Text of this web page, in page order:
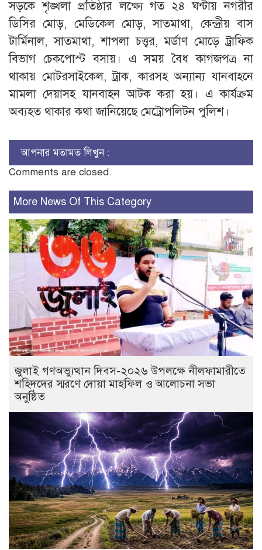
সড়কে শৃঙ্খলা প্রতিষ্ঠার লক্ষ্যে গত ২৪ ঘন্টায় নগরীর
ডিসির মোড়, মেডিকেল মোড়, সাতমাথা, কেন্দ্রীয় বাস
টার্মিনাল, সাতমাথা, শাপলা চত্ত্বর, মর্ডাণ মোড়ে ট্রাফিক
বিভাগ চেকপোস্ট বসায়। এ সময় বৈধ কাগজপত্র না
থাকায় মোটরসাইকেল, ট্রাক, কারসহ অন্যান্য যানবাহনে
মামলা দেয়াসহ যানবাহন আটক করা হয়। এ কার্যক্রম
অব্যহত থাকার কথা জানিয়েছে মেট্রোপলিটন পুলিশ।
আপনার মতামত লিখুন :
Comments are closed.
More News Of This Category
জুলাই গণঅভ্যুত্থান দিবস-২০২৬ উপলক্ষে নীলফামারীতে
শহিদদের স্মরণে দোয়া মাহফিল ও আলোচনা সভা
অনুষ্ঠিত